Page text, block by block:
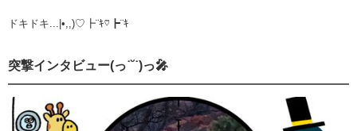
ドキドキ...|•,,)♡┣¨ｷ♡┣¨ｷ
突撃インタビュー(っ˙˘˙)っ🎤